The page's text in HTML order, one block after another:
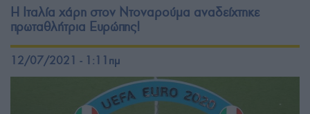
Η Ιταλία χάρη στον Ντοναρούμα αναδείχτηκε
πρωταθλήτρια Ευρώπης!
12/07/2021 - 1:11πμ